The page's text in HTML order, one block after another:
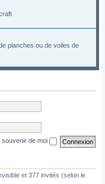
planches ou de voiles de
souvenir de moi
et 377 invités (selon le